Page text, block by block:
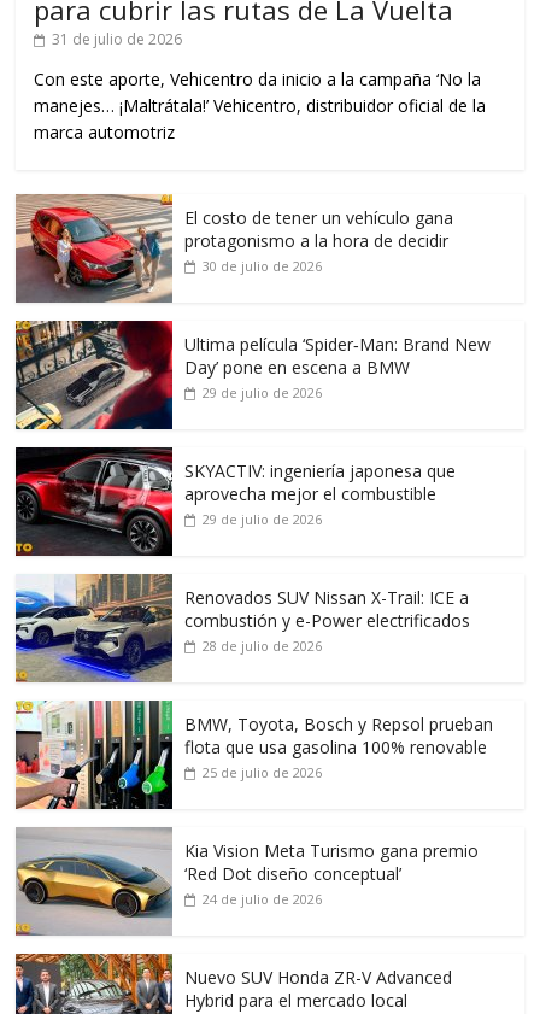
para cubrir las rutas de La Vuelta
31 de julio de 2026
Con este aporte, Vehicentro da inicio a la campaña ‘No la
manejes… ¡Maltrátala!’ Vehicentro, distribuidor oficial de la
marca automotriz
El costo de tener un vehículo gana
protagonismo a la hora de decidir
30 de julio de 2026
Ultima película ‘Spider‑Man: Brand New
Day’ pone en escena a BMW
29 de julio de 2026
SKYACTIV: ingeniería japonesa que
aprovecha mejor el combustible
29 de julio de 2026
Renovados SUV Nissan X-Trail: ICE a
combustión y e-Power electrificados
28 de julio de 2026
BMW, Toyota, Bosch y Repsol prueban
flota que usa gasolina 100% renovable
25 de julio de 2026
Kia Vision Meta Turismo gana premio
‘Red Dot diseño conceptual’
24 de julio de 2026
Nuevo SUV Honda ZR-V Advanced
Hybrid para el mercado local